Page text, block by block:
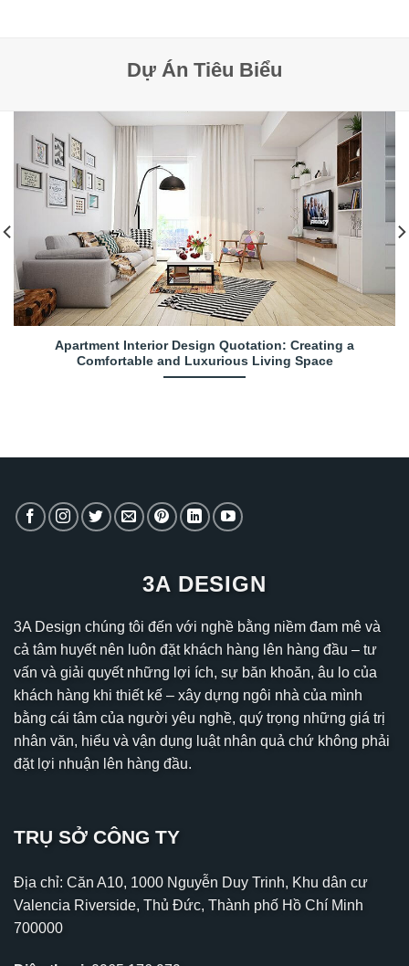
Dự Án Tiêu Biểu
Apartment Interior Design Quotation: Creating a
Comfortable and Luxurious Living Space
3A DESIGN
3A Design chúng tôi đến với nghề bằng niềm đam mê và
cả tâm huyết nên luôn đặt khách hàng lên hàng đầu – tư
vấn và giải quyết những lợi ích, sự băn khoăn, âu lo của
khách hàng khi thiết kế – xây dựng ngôi nhà của mình
bằng cái tâm của người yêu nghề, quý trọng những giá trị
nhân văn, hiểu và vận dụng luật nhân quả chứ không phải
đặt lợi nhuận lên hàng đầu.
TRỤ SỞ CÔNG TY
Địa chỉ: Căn A10, 1000 Nguyễn Duy Trinh, Khu dân cư
Valencia Riverside, Thủ Đức, Thành phố Hồ Chí Minh
700000